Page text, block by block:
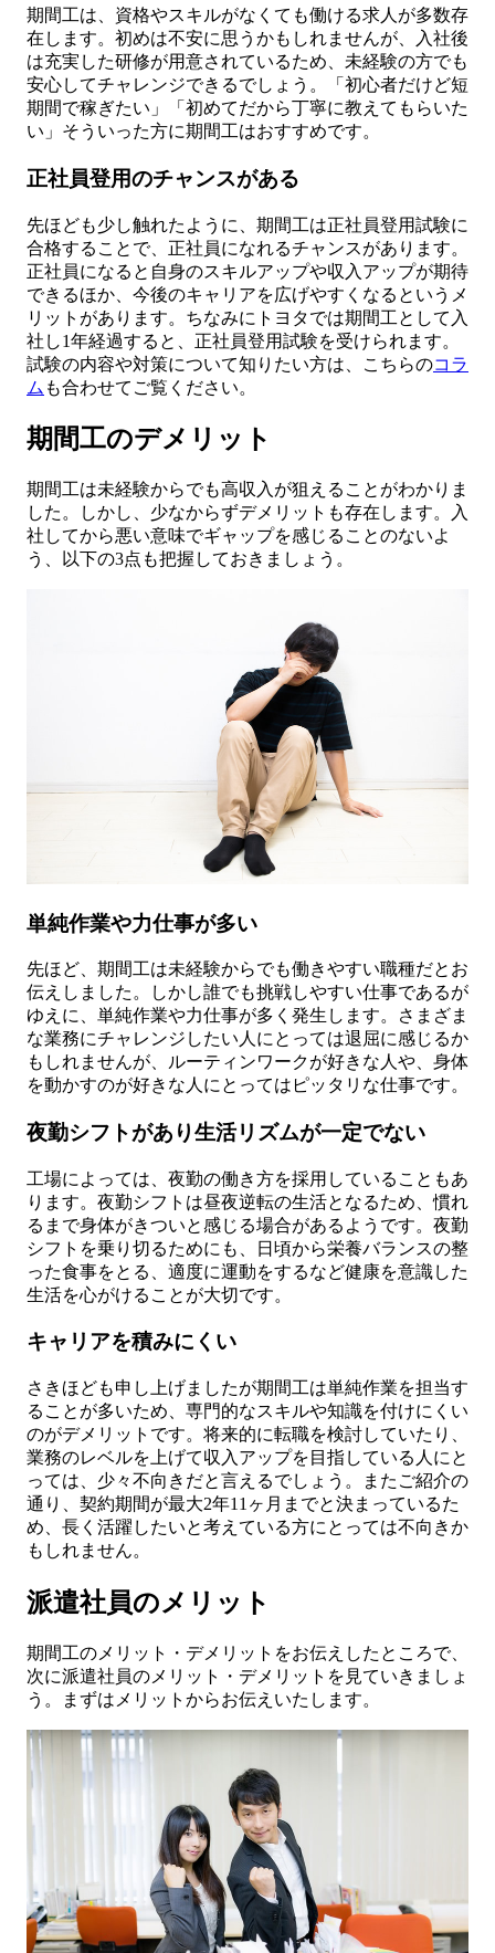
期間工は、資格やスキルがなくても働ける求人が多数存
在します。初めは不安に思うかもしれませんが、入社後
は充実した研修が用意されているため、未経験の方でも
安心してチャレンジできるでしょう。「初心者だけど短
期間で稼ぎたい」「初めてだから丁寧に教えてもらいた
い」そういった方に期間工はおすすめです。
正社員登用のチャンスがある
先ほども少し触れたように、期間工は正社員登用試験に
合格することで、正社員になれるチャンスがあります。
正社員になると自身のスキルアップや収入アップが期待
できるほか、今後のキャリアを広げやすくなるというメ
リットがあります。ちなみにトヨタでは期間工として入
社し1年経過すると、正社員登用試験を受けられます。
試験の内容や対策について知りたい方は、こちらのコラ
ム も合わせてご覧ください。
期間工のデメリット
期間工は未経験からでも高収入が狙えることがわかりま
した。しかし、少なからずデメリットも存在します。入
社してから悪い意味でギャップを感じることのないよ
う、以下の3点も把握しておきましょう。
単純作業や力仕事が多い
先ほど、期間工は未経験からでも働きやすい職種だとお
伝えしました。しかし誰でも挑戦しやすい仕事であるが
ゆえに、単純作業や力仕事が多く発生します。さまざま
な業務にチャレンジしたい人にとっては退屈に感じるか
もしれませんが、ルーティンワークが好きな人や、身体
を動かすのが好きな人にとってはピッタリな仕事です。
夜勤シフトがあり生活リズムが一定でない
工場によっては、夜勤の働き方を採用していることもあ
ります。夜勤シフトは昼夜逆転の生活となるため、慣れ
るまで身体がきついと感じる場合があるようです。夜勤
シフトを乗り切るためにも、日頃から栄養バランスの整
った食事をとる、適度に運動をするなど健康を意識した
生活を心がけることが大切です。
キャリアを積みにくい
さきほども申し上げましたが期間工は単純作業を担当す
ることが多いため、専門的なスキルや知識を付けにくい
のがデメリットです。将来的に転職を検討していたり、
業務のレベルを上げて収入アップを目指している人にと
っては、少々不向きだと言えるでしょう。またご紹介の
通り、契約期間が最大2年11ヶ月までと決まっているた
め、長く活躍したいと考えている方にとっては不向きか
もしれません。
派遣社員のメリット
期間工のメリット・デメリットをお伝えしたところで、
次に派遣社員のメリット・デメリットを見ていきましょ
う。まずはメリットからお伝えいたします。